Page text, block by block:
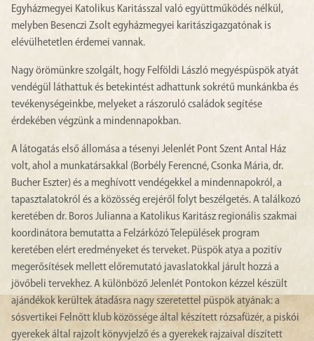
Egyházmegyei Katolikus Karitásszal való együttműködés nélkül,
melyben Besenczi Zsolt egyházmegyei karitászigazgatónak is
elévülhetetlen érdemei vannak.
Nagy örömünkre szolgált, hogy Felföldi László megyéspüspök atyát
vendégül láthattuk és betekintést adhattunk sokrétű munkánkba és
tevékenységeinkbe, melyeket a rászoruló családok segítése
érdekében végzünk a mindennapokban.
A látogatás első állomása a tésenyi Jelenlét Pont Szent Antal Ház
volt, ahol a munkatársakkal (Borbély Ferencné, Csonka Mária, dr.
Bucher Eszter) és a meghívott vendégekkel a mindennapokról, a
tapasztalatokról és a közösség erejéről folyt beszélgetés. A találkozó
keretében dr. Boros Julianna a Katolikus Karitász regionális szakmai
koordinátora bemutatta a Felzárkózó Települések program
keretében elért eredményeket és terveket. Püspök atya a pozitív
megerősítések mellett előremutató javaslatokkal járult hozzá a
jövőbeli tervekhez. A különböző Jelenlét Pontokon kézzel készült
ajándékok kerültek átadásra nagy szeretettel püspök atyának: a
sósvertikei Felnőtt klub közössége által készített rózsafüzér, a piskói
gyerekek által rajzolt könyvjelző és a gyerekek rajzaival díszített